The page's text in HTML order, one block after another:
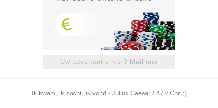
Uw advertentie hier? Mail ons
Ik kwam, ik zocht, ik vond - Julius Caesar / 47 v.Chr. ;)